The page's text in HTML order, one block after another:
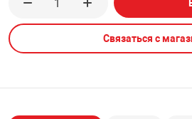
Связаться с